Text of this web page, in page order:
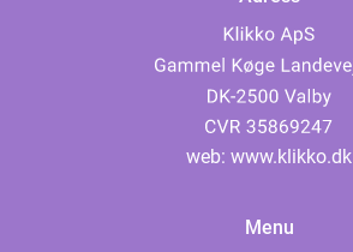
web: www.klikko.dk
Menu